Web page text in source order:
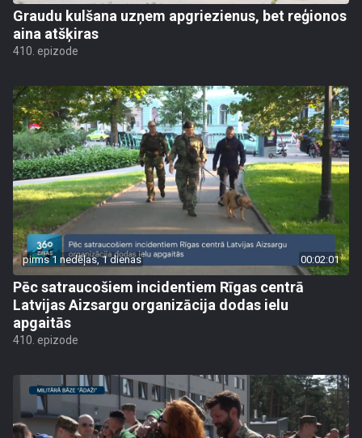
Graudu kulšana uzņem apgriezienus, bet reģionos
aina atšķiras
410. epizode
pirms 1 nedēļas, 1 dienas 00:02:01
Pēc satraucošiem incidentiem Rīgas centrā
Latvijas Aizsargu organizācija dodas ielu
apgaitās
410. epizode